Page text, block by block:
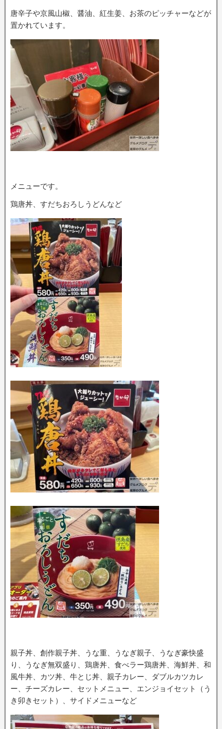
唐辛子や京風山椒、醤油、紅生姜、お茶のピッチャーなどが
置かれています。
メニューです。
鶏唐丼、すだちおろしうどんなど
親子丼、創作親子丼、うな重、うなぎ親子、うなぎ豪快盛
り、うなぎ無双盛り、鶏唐丼、食べラー鶏唐丼、海鮮丼、和
風牛丼、カツ丼、牛とじ丼、親子カレー、ダブルカツカレ
ー、チーズカレー、セットメニュー、エンジョイセット（う
き卯きセット）、サイドメニューなど